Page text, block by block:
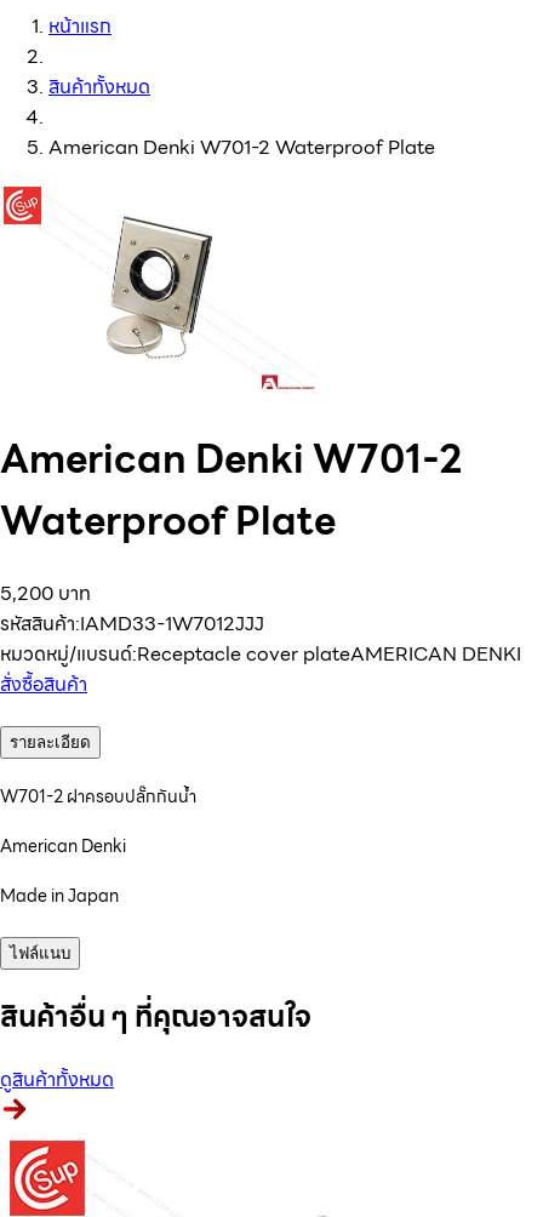
หน้าแรก
สินค้าทั้งหมด
American Denki W701-2 Waterproof Plate
American Denki W701-2
Waterproof Plate
5,200 บาท
รหัสสินค้า:IAMD33-1W7012JJJ
หมวดหมู่/แบรนด์:Receptacle cover plateAMERICAN DENKI
สั่งซื้อสินค้า
รายละเอียด
W701-2 ฝาครอบปลั๊กกันน้ำ
American Denki
Made in Japan
ไฟล์แนบ
สินค้าอื่น ๆ ที่คุณอาจสนใจ
ดูสินค้าทั้งหมด